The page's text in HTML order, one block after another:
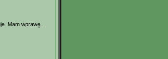
Mam wprawę...